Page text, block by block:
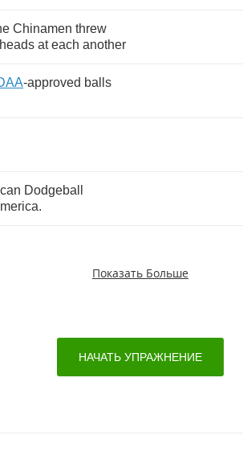
Chinamen threw
heads at each another
-approved balls
Dodgeball
.
Показать Больше
НАЧАТЬ УПРАЖНЕНИЕ